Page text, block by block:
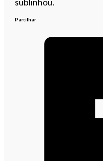
Partilhar